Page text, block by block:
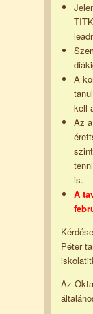
A
kell
Az
is.
A
Péter
Az